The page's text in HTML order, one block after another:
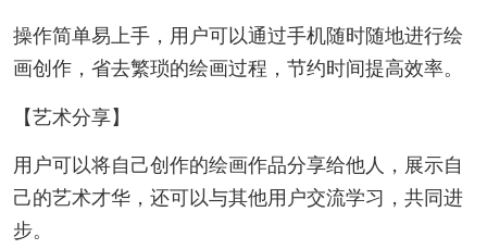
操作简单易上手，用户可以通过手机随时随地进行绘
画创作，省去繁琐的绘画过程，节约时间提高效率。
【艺术分享】
用户可以将自己创作的绘画作品分享给他人，展示自
己的艺术才华，还可以与其他用户交流学习，共同进
步。